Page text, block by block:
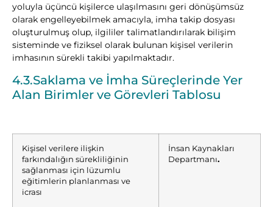
yoluyla üçüncü kişilerce ulaşılmasını geri dönüşümsüz
olarak engelleyebilmek amacıyla, imha takip dosyası
oluşturulmuş olup, ilgililer talimatlandırılarak bilişim
sisteminde ve fiziksel olarak bulunan kişisel verilerin
imhasının sürekli takibi yapılmaktadır.
4.3.Saklama ve İmha Süreçlerinde Yer
Alan Birimler ve Görevleri Tablosu
Kişisel verilere ilişkin
farkındalığın sürekliliğinin
sağlanması için lüzumlu
eğitimlerin planlanması ve
icrası
İnsan Kaynakları
Departmanı.